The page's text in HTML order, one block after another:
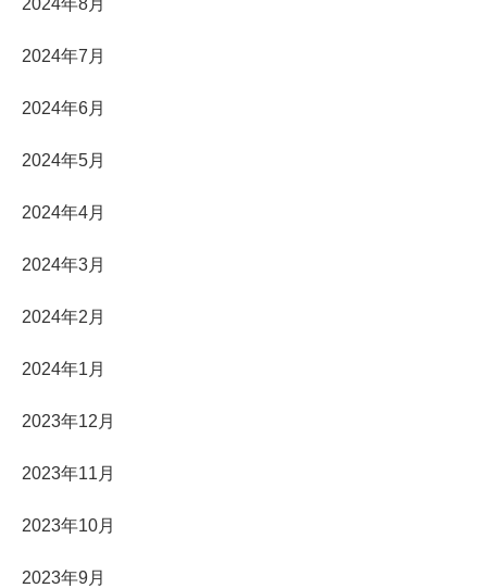
2024年8月
2024年7月
2024年6月
2024年5月
2024年4月
2024年3月
2024年2月
2024年1月
2023年12月
2023年11月
2023年10月
2023年9月